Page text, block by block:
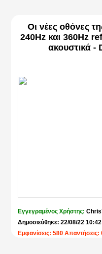
Οι νέες οθόνες
240Hz και 360Hz
ακουστικά -
Εγγεγραμένος Χρήστης:
Δημοσιεύθηκε: 22/08/22
Εμφανίσεις: 580 Απαντήσεις: